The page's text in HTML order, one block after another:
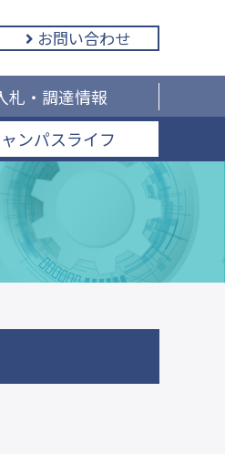
お問い合わせ
札・調達情報
ンパスライフ